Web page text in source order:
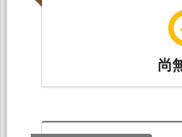
尚